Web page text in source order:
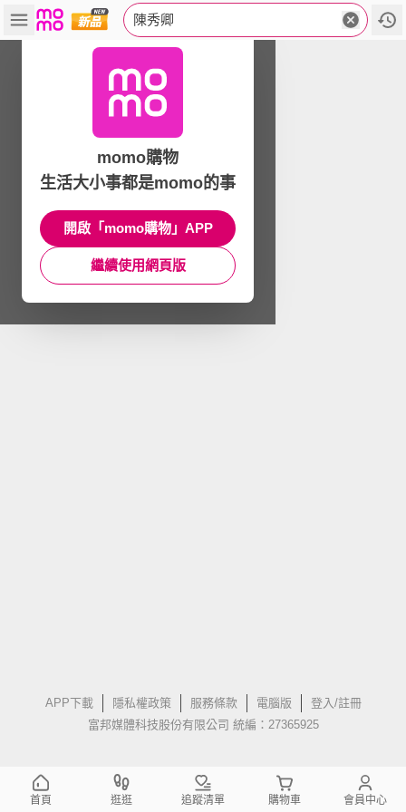
陳秀卿
APP下載 隱私權政策 服務條款 電腦版
登入/註冊
富邦媒體科技股份有限公司 統編：27365925
momo購物
生活大小事都是momo的事
開啟「momo購物」APP
繼續使用網頁版
首頁 逛逛 追蹤清單 購物車 會員中心